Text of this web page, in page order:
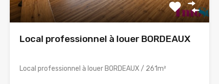
Local professionnel à louer BORDEAUX
Local professionnel à louer BORDEAUX / 261m²